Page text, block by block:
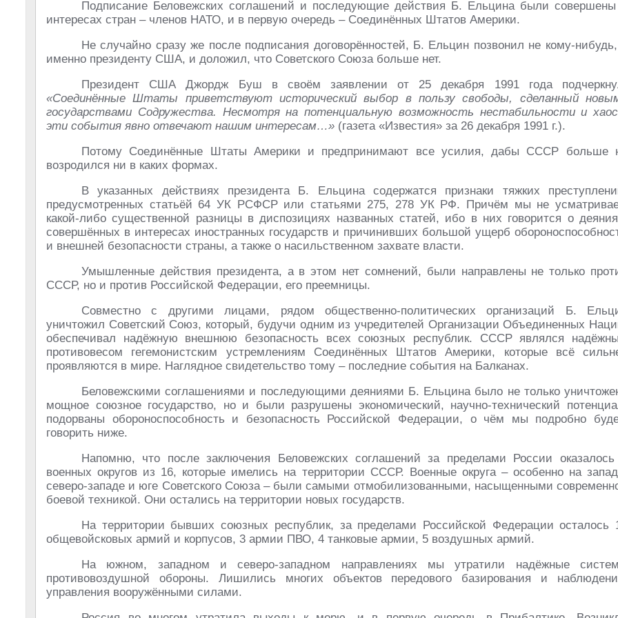
Подписание Беловежских соглашений и последующие действия Б. Ельцина были
интересах стран – членов НАТО, и в первую очередь – Соединённых Штатов Америки.
Не случайно сразу же после подписания договорённостей, Б. Ельцин позвонил не кому-
именно президенту США, и доложил, что Советского Союза больше нет.
Президент США Джордж Буш в своём заявлении от 25 декабря 1991 года
«Соединённые Штаты приветствуют исторический выбор в пользу свободы, сделанный
государствами Содружества. Несмотря на потенциальную возможность нестабильности и
эти события явно отвечают нашим интересам…» (газета «Известия» за 26 декабря 1991 г.).
Потому Соединённые Штаты Америки и предпринимают все усилия, дабы СССР больше
возродился ни в каких формах.
В указанных действиях президента Б. Ельцина содержатся признаки тяжких
предусмотренных статьёй 64 УК РСФСР или статьями 275, 278 УК РФ. Причём мы не
какой-либо существенной разницы в диспозициях названных статей, ибо в них говорится о
совершённых в интересах иностранных государств и причинивших большой ущерб
и внешней безопасности страны, а также о насильственном захвате власти.
Умышленные действия президента, а в этом нет сомнений, были направлены не только
СССР, но и против Российской Федерации, его преемницы.
Совместно с другими лицами, рядом общественно-политических организаций Б.
уничтожил Советский Союз, который, будучи одним из учредителей Организации Объединенных
обеспечивал надёжную внешнюю безопасность всех союзных республик. СССР являлся
противовесом гегемонистским устремлениям Соединённых Штатов Америки, которые всё
проявляются в мире. Наглядное свидетельство тому – последние события на Балканах.
Беловежскими соглашениями и последующими деяниями Б. Ельцина было не только
мощное союзное государство, но и были разрушены экономический, научно-технический
подорваны обороноспособность и безопасность Российской Федерации, о чём мы подробно
говорить ниже.
Напомню, что после заключения Беловежских соглашений за пределами России
военных округов из 16, которые имелись на территории СССР. Военные округа – особенно на
северо-западе и юге Советского Союза – были самыми отмобилизованными, насыщенными
боевой техникой. Они остались на территории новых государств.
На территории бывших союзных республик, за пределами Российской Федерации осталось
общевойсковых армий и корпусов, 3 армии ПВО, 4 танковые армии, 5 воздушных армий.
На южном, западном и северо-западном направлениях мы утратили надёжные
противовоздушной обороны. Лишились многих объектов передового базирования и
управления вооружёнными силами.